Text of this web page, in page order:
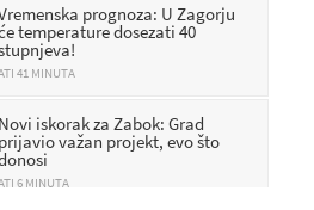
temperature dosezati 40
41 MINUTA
prijavio važan projekt, evo što
donosi
6 MINUTA